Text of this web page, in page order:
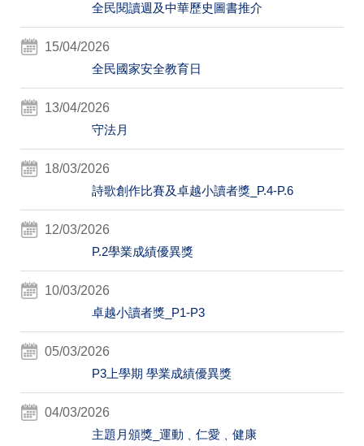
全民閱讀週及中華歷史圖書推介
15/04/2026
全民國家安全教育日
13/04/2026
守法月
18/03/2026
詩歌創作比賽及卓越小讀者獎_P.4-P.6
12/03/2026
P.2學業成績優異獎
10/03/2026
卓越小讀者獎_P1-P3
05/03/2026
P3上學期 學業成績優異獎
04/03/2026
主題月頒獎_運動﹑仁愛﹑健康